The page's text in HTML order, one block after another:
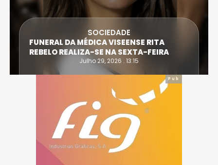
SOCIEDADE
FUNERAL DA MÉDICA VISEENSE RITA
REBELO REALIZA-SE NA SEXTA-FEIRA
Julho 29, 2026 . 13:15
Pub